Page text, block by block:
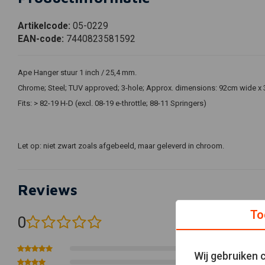
Artikelcode: 05-0229
EAN-code: 7440823581592
Ape Hanger stuur 1 inch / 25,4 mm.
Chrome; Steel; TUV approved; 3-hole; Approx. dimensions: 92cm wide x
Fits: > 82-19 H-D (excl. 08-19 e-throttle; 88-11 Springers)
Let op: niet zwart zoals afgebeeld, maar geleverd in chroom.
Reviews
0
0
Wij gebruiken